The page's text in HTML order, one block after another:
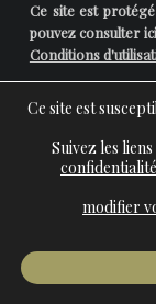
Ce site est
pouvez consulter
Conditions
Ce site est
Suivez les
modifier